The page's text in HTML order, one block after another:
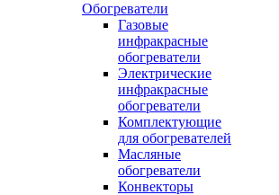
Обогреватели
Газовые
инфракрасные
обогреватели
Электрические
инфракрасные
обогреватели
Комплектующие
для обогревателей
Масляные
обогреватели
Конвекторы